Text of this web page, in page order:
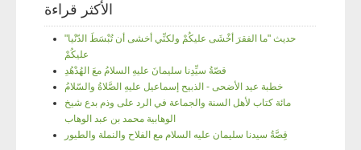
الأكثر قراءة
"حديث "ما الفقرَ أخْشَى عليكُمْ ولكنِّي أخشى أن تُبْسَطَ الدّنْيا
عليكُمْ
قصّةُ سيِّدِنا سليمانَ عليهِ السلامُ معَ الهُدْهُدِ
خطبة عيد الأضحى - الذبيح إسماعيل عليهِ الصَّلاةُ والسّلامُ
مائة كتاب لأهل السنة والجماعة في الرد على وذم بدع شيخ
الوهابية محمد بن عبد الوهاب
قِصَّةُ سيدنا سليمان عليه السلام مع الفلاح والنملة والطيور